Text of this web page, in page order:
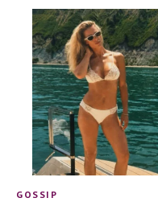
GOSSIP